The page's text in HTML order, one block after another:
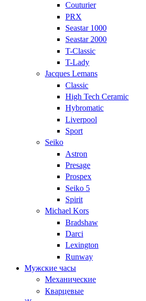
Couturier
PRX
Seastar 1000
Seastar 2000
T-Classic
T-Lady
Jacques Lemans
Classic
High Tech Ceramic
Hybromatic
Liverpool
Sport
Seiko
Astron
Presage
Prospex
Seiko 5
Spirit
Michael Kors
Bradshaw
Darci
Lexington
Runway
Мужские часы
Механические
Кварцевые